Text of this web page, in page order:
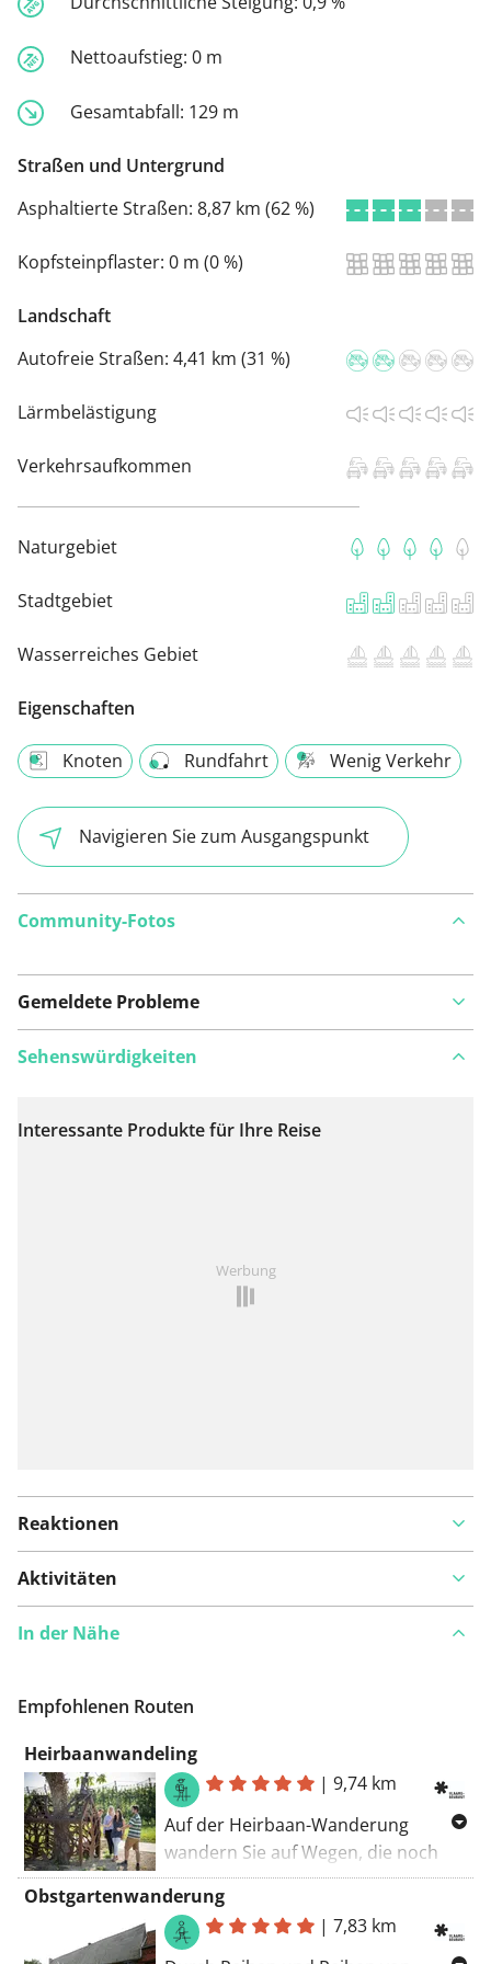
Nettoaufstieg: 0 m
Gesamtabfall: 129 m
Straßen und Untergrund
Asphaltierte Straßen: 8,87 km (62 %)
Kopfsteinpflaster: 0 m (0 %)
Landschaft
Autofreie Straßen: 4,41 km (31 %)
Lärmbelästigung
Verkehrsaufkommen
Naturgebiet
Stadtgebiet
Wasserreiches Gebiet
Eigenschaften
Knoten Rundfahrt Wenig Verkehr
Navigieren Sie zum Ausgangspunkt
Community-Fotos
Gemeldete Probleme
Auf Karte anzeigen
Sehenswürdigkeiten
Interessante Produkte für Ihre Reise
Werbung
Reaktionen
Aktivitäten
In der Nähe
Empfohlenen Routen
Heirbaanwandeling
|9,74 km
Auf der Heirbaan-Wanderung
wandern Sie auf Wegen, die noch
von den Römern angelegt wurden.
Genießen Sie die Ruhe und die
weiten Ausblicke über das Velpe-Tal.
Obstgartenwanderung
|7,83 km